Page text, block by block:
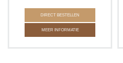
DIRECT BESTELLEN
MEER INFORMATIE